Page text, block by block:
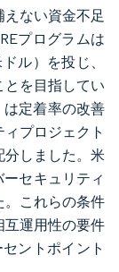
ない資金不足
プログラムは
ル）を投じ、
とを目指してい
は定着率の改善
プロジェクト
分しました。米
セキュリティ
。これらの条件
互運用性の要件
ントポイント